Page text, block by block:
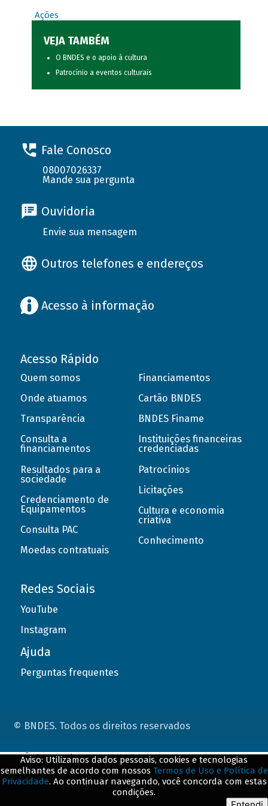
Ações
VEJA TAMBÉM
O BNDES e o apoio à cultura
Patrocínio a eventos culturais
Fale Conosco
08007026337
Mande sua pergunta
Ouvidoria
Envie sua mensagem
Outros telefones e endereços
Acesso à informação
Acesso Rápido
Quem somos
Onde atuamos
Transparência
Consulta a
financiamentos
Resultados para a
sociedade
Credenciamento de
Equipamentos
Consulta PAC
Moedas contratuais
Financiamentos
Cartão BNDES
BNDES Finame
Instituições financeiras
credenciadas
Patrocínios
Licitações
Cultura e economia
criativa
Conhecimento
Redes Sociais
YouTube
Instagram
Ajuda
Perguntas frequentes
© BNDES. Todos os direitos reservados
Aviso: Utilizamos dados pessoais, cookies e tecnologias
semelhantes de acordo com nossos Termos de Uso e Política de
Privacidade. Ao continuar navegando, você concorda com estas
condições.
ConteÃºdo complementar
${title}${badge}